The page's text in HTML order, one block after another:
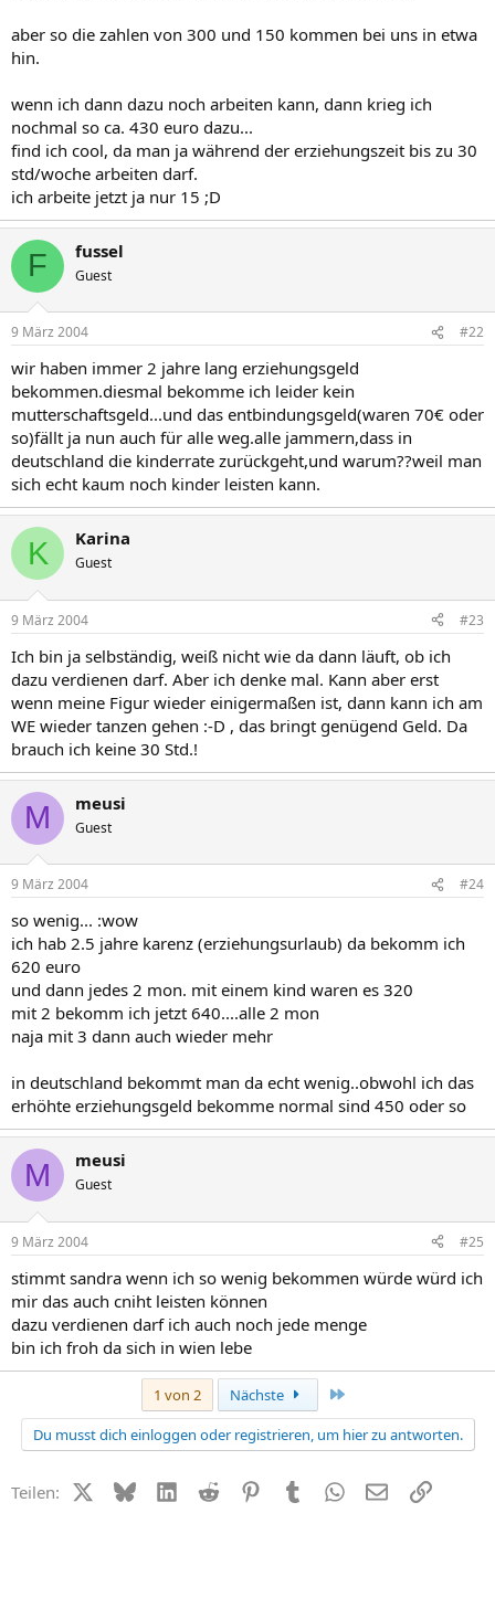
aber so die zahlen von 300 und 150 kommen bei uns in etwa
hin.
wenn ich dann dazu noch arbeiten kann, dann krieg ich
nochmal so ca. 430 euro dazu...
find ich cool, da man ja während der erziehungszeit bis zu 30
std/woche arbeiten darf.
ich arbeite jetzt ja nur 15 ;D
F fussel
Guest
9 März 2004 #22
wir haben immer 2 jahre lang erziehungsgeld
bekommen.diesmal bekomme ich leider kein
mutterschaftsgeld...und das entbindungsgeld(waren 70€ oder
so)fällt ja nun auch für alle weg.alle jammern,dass in
deutschland die kinderrate zurückgeht,und warum??weil man
sich echt kaum noch kinder leisten kann.
K Karina
Guest
9 März 2004 #23
Ich bin ja selbständig, weiß nicht wie da dann läuft, ob ich
dazu verdienen darf. Aber ich denke mal. Kann aber erst
wenn meine Figur wieder einigermaßen ist, dann kann ich am
WE wieder tanzen gehen :-D , das bringt genügend Geld. Da
brauch ich keine 30 Std.!
M meusi
Guest
9 März 2004 #24
so wenig... :wow
ich hab 2.5 jahre karenz (erziehungsurlaub) da bekomm ich
620 euro
und dann jedes 2 mon. mit einem kind waren es 320
mit 2 bekomm ich jetzt 640....alle 2 mon
naja mit 3 dann auch wieder mehr
in deutschland bekommt man da echt wenig..obwohl ich das
erhöhte erziehungsgeld bekomme normal sind 450 oder so
M meusi
Guest
9 März 2004 #25
stimmt sandra wenn ich so wenig bekommen würde würd ich
mir das auch cniht leisten können
dazu verdienen darf ich auch noch jede menge
bin ich froh da sich in wien lebe
1 von 2 Nächste
Du musst dich einloggen oder registrieren, um hier zu antworten.
Teilen: X (Twitter)
BlueskyLinkedIn
Reddit PinterestTumblr WhatsApp
E-MailLink